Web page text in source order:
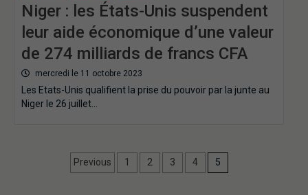
Niger : les États-Unis suspendent
leur aide économique d’une valeur
de 274 milliards de francs CFA
mercredi le 11 octobre 2023
Les Etats-Unis qualifient la prise du pouvoir par la junte au
Niger le 26 juillet…
Previous 1 2 3 4 5